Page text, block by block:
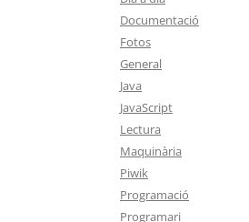
Documentació
Fotos
General
Java
JavaScript
Lectura
Maquinària
Piwik
Programació
Programari